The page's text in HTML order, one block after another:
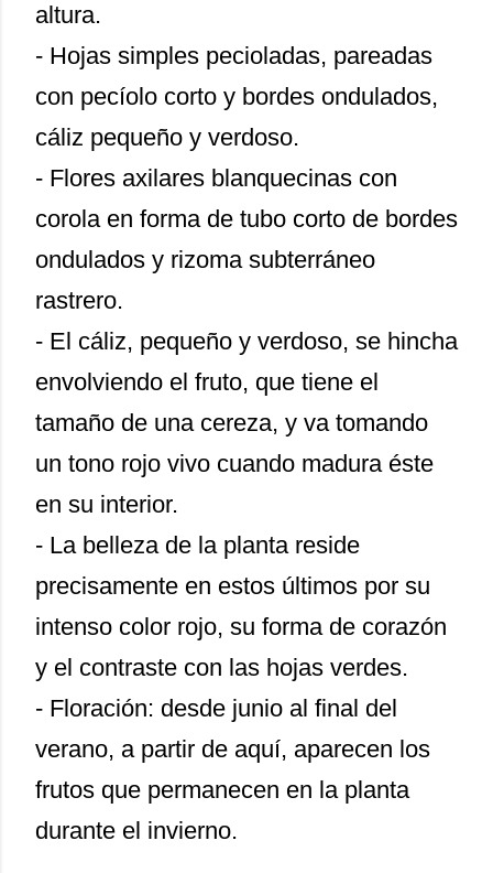
altura.
- Hojas simples pecioladas, pareadas
con pecíolo corto y bordes ondulados,
cáliz pequeño y verdoso.
- Flores axilares blanquecinas con
corola en forma de tubo corto de bordes
ondulados y rizoma subterráneo
rastrero.
- El cáliz, pequeño y verdoso, se hincha
envolviendo el fruto, que tiene el
tamaño de una cereza, y va tomando
un tono rojo vivo cuando madura éste
en su interior.
- La belleza de la planta reside
precisamente en estos últimos por su
intenso color rojo, su forma de corazón
y el contraste con las hojas verdes.
- Floración: desde junio al final del
verano, a partir de aquí, aparecen los
frutos que permanecen en la planta
durante el invierno.